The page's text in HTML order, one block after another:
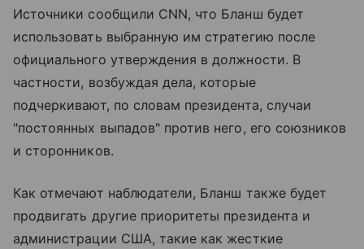
Источники сообщили CNN, что Бланш будет
использовать выбранную им стратегию после
официального утверждения в должности. В
частности, возбуждая дела, которые
подчеркивают, по словам президента, случаи
"постоянных выпадов" против него, его союзников
и сторонников.
Как отмечают наблюдатели, Бланш также будет
продвигать другие приоритеты президента и
администрации США, такие как жесткие